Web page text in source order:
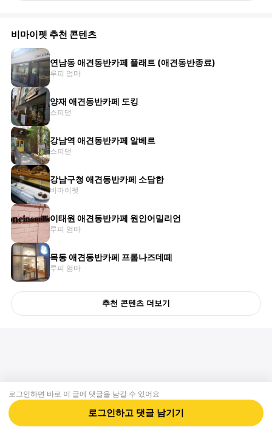
비마이펫 추천 콘텐츠
연남동 애견동반카페 플래트 (애견동반종료)
루피 엄마
양재 애견동반카페 도킹
스피댇
강남역 애견동반카페 알베르
스피댇
강남구청 애견동반카페 소담한
비마이펫
이태원 애견동반카페 원인어밀리언
루피 엄마
목동 애견동반카페 프롬나즈데떼
루피 엄마
추천 콘텐츠 더보기
로그인하면 바로 이 글에 댓글을 남길 수 있어요
로그인하고 댓글 남기기